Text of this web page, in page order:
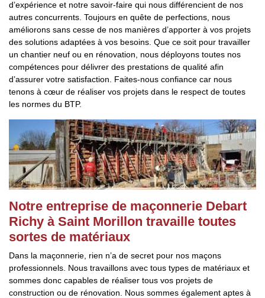
d’expérience et notre savoir-faire qui nous différencient de nos
autres concurrents. Toujours en quête de perfections, nous
améliorons sans cesse de nos manières d’apporter à vos projets
des solutions adaptées à vos besoins. Que ce soit pour travailler
un chantier neuf ou en rénovation, nous déployons toutes nos
compétences pour délivrer des prestations de qualité afin
d’assurer votre satisfaction. Faites-nous confiance car nous
tenons à cœur de réaliser vos projets dans le respect de toutes
les normes du BTP.
Notre entreprise de maçonnerie Debart
Richy à Saint Morillon travaille toutes
sortes de matériaux
Dans la maçonnerie, rien n’a de secret pour nos maçons
professionnels. Nous travaillons avec tous types de matériaux et
sommes donc capables de réaliser tous vos projets de
construction ou de rénovation. Nous sommes également aptes à